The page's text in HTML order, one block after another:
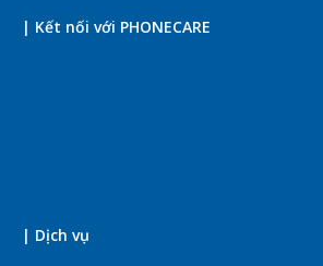
| Kết nối với PHONECARE
| Dịch vụ